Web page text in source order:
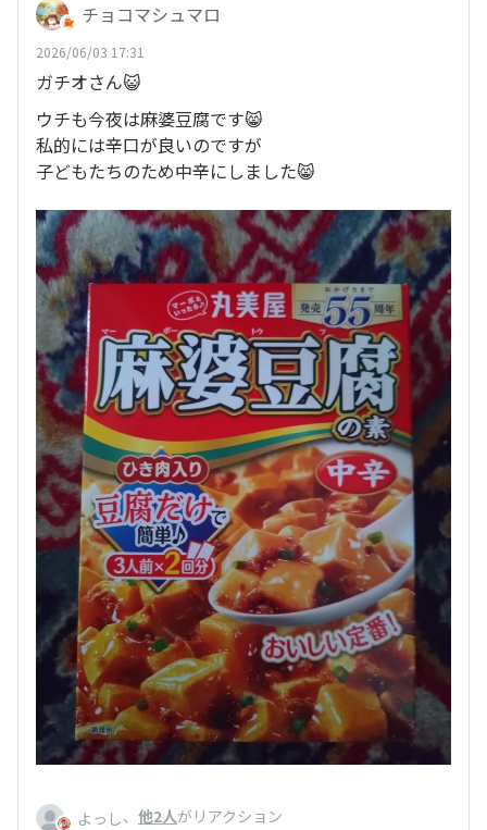
チョコマシュマロ
2026/06/03 17:31
ガチオさん😺
ウチも今夜は麻婆豆腐です😸
私的には辛口が良いのですが
子どもたちのため中辛にしました😸
よっし、 他2人がリアクション